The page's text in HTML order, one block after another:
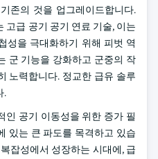
존의 것을 업그레이드합니다.
고급 공기 공기 연료 기술, 이는
성을 극대화하기 위해 피벗 역
군 기능을 강화하고 군중의 작
노력합니다. 정교한 급유 솔루
.
인 공기 이동성을 위한 증가 필
있는 큰 파도를 목격하고 있습
잡성에서 성장하는 시대에, 급